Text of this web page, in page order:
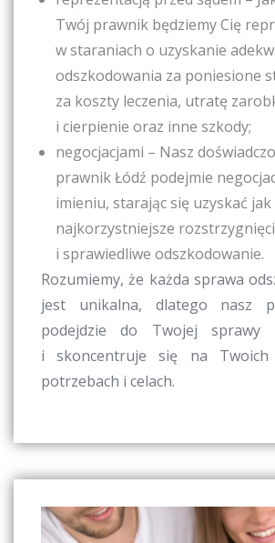
Twój prawnik będziemy Cię
w staraniach o uzyskanie
odszkodowania za poniesione
za koszty leczenia, utratę
i cierpienie oraz inne szkody;
negocjacjami – Nasz
prawnik Łódź podejmie
imieniu, starając się uzyskać jak
najkorzystniejsze
i sprawiedliwe odszkodowanie.
Rozumiemy, że każda sprawa
jest unikalna, dlatego nasz
podejdzie do Twojej sprawy
i skoncentruje się na Twoich
potrzebach i celach.